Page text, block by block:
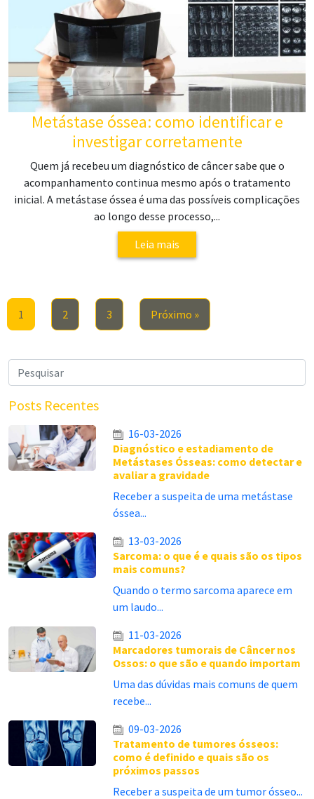
Metástase óssea: como identificar e
investigar corretamente
Quem já recebeu um diagnóstico de câncer sabe que o
acompanhamento continua mesmo após o tratamento
inicial. A metástase óssea é uma das possíveis complicações
ao longo desse processo,...
Leia mais
1 2 3 Próximo »
Posts Recentes
16-03-2026
Diagnóstico e estadiamento de
Metástases Ósseas: como detectar e
avaliar a gravidade
Receber a suspeita de uma metástase
óssea...
13-03-2026
Sarcoma: o que é e quais são os tipos
mais comuns?
Quando o termo sarcoma aparece em
um laudo...
11-03-2026
Marcadores tumorais de Câncer nos
Ossos: o que são e quando importam
Uma das dúvidas mais comuns de quem
recebe...
09-03-2026
Tratamento de tumores ósseos:
como é definido e quais são os
próximos passos
Receber a suspeita de um tumor ósseo...